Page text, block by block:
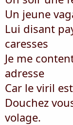
Un jeune
Lui disant
caresses
Je me
adresse
Car le viril
Douchez
volage.